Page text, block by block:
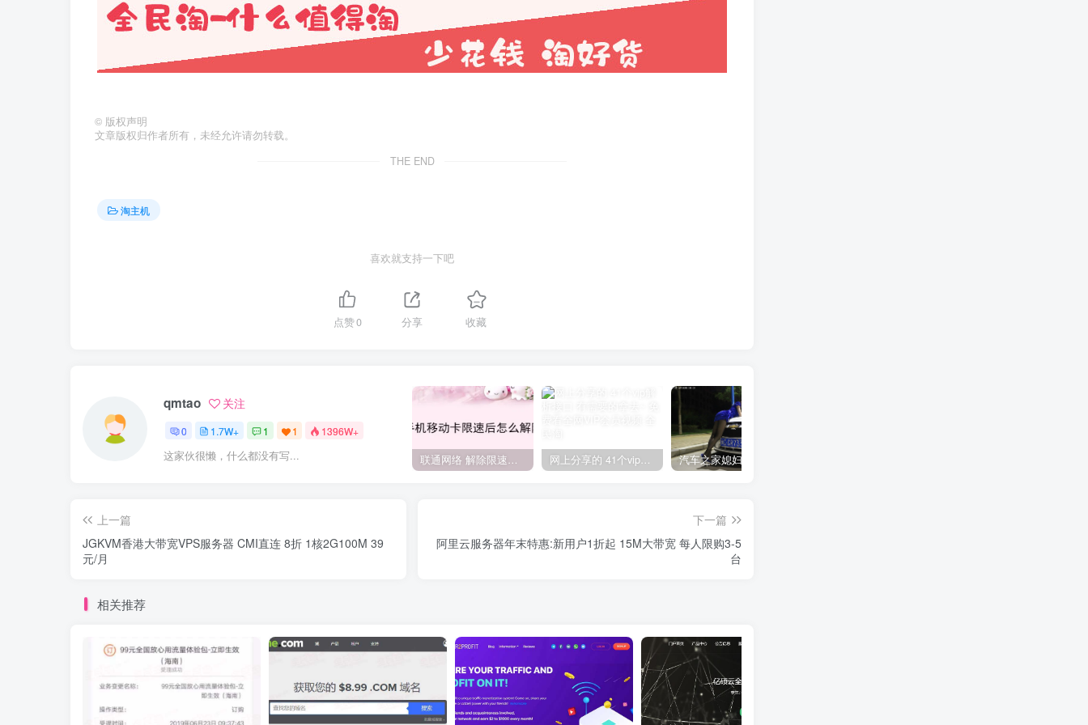
© 版权声明
文章版权归作者所有，未经允许请勿转载。
THE END
淘主机
喜欢就支持一下吧
点赞0 分享 收藏
qmtao 关注
0 1.7W+ 1 1 1396W+
这家伙很懒，什么都没有写... 联通网络 解除限速方法参考！畅享、畅玩、老白干等及其它地区自测了 网上分享的 41个vip解析接口 有需要的拿去~ 免费看全网VIP会员视频
上一篇
JGKVM香港大带宽VPS服务器 CMI直连 8折 1核2G100M 39
元/月
下一篇
阿里云服务器年末特惠:新用户1折起 15M大带宽 每人限购3-5
台
相关推荐